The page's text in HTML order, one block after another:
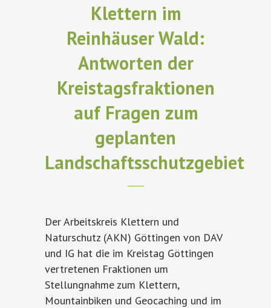
Klettern im
Reinhäuser Wald:
Antworten der
Kreistagsfraktionen
auf Fragen zum
geplanten
Landschaftsschutzgebiet
Der Arbeitskreis Klettern und
Naturschutz (AKN) Göttingen von DAV
und IG hat die im Kreistag Göttingen
vertretenen Fraktionen um
Stellungnahme zum Klettern,
Mountainbiken und Geocaching und im